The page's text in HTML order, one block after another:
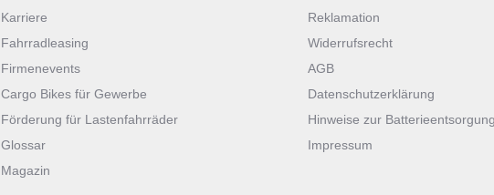
Karriere
Fahrradleasing
Firmenevents
Cargo Bikes für Gewerbe
Förderung für Lastenfahrräder
Glossar
Magazin
Reklamation
Widerrufsrecht
AGB
Datenschutzerklärung
Hinweise zur
Impressum